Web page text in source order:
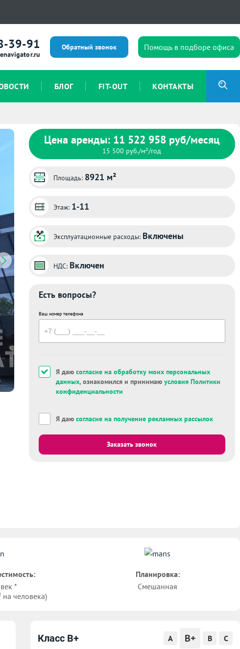
39-91 Обратный звонок Помощь в подборе офиса
БЛОГ FIT-OUT КОНТАКТЫ
Цена аренды: 11 522 958 руб/месяц
15 500 руб./м²/год
Площадь: 8921 м²
Этаж: 1-11
Эксплуатационные расходы: Включены
НДС: Включен
Есть вопросы?
Ваш номер телефона
Я даю согласие на обработку моих персональных
данных, ознакомился и принимаю условия Политики
конфиденциальности
Я даю согласие на получение рекламных рассылок
Заказать звонок
*
на человека)
Планировка:
Смешанная
Класс B+ A B+ B C